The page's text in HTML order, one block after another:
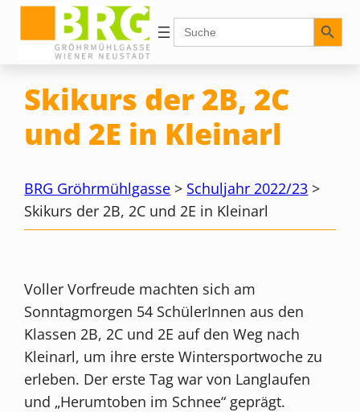
Inhalt
springen
Search
for:
Search Button
Skikurs der 2B, 2C
und 2E in Kleinarl
BRG Gröhrmühlgasse > Schuljahr 2022/23 >
Skikurs der 2B, 2C und 2E in Kleinarl
Voller Vorfreude machten sich am
Sonntagmorgen 54 SchülerInnen aus den
Klassen 2B, 2C und 2E auf den Weg nach
Kleinarl, um ihre erste Wintersportwoche zu
erleben. Der erste Tag war von Langlaufen
und „Herumtoben im Schnee“ geprägt.